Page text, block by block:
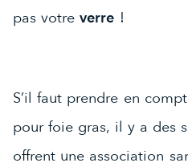
pas votreverre !
S’il faut prendre en
pour foie gras, il y a des
offrent une association